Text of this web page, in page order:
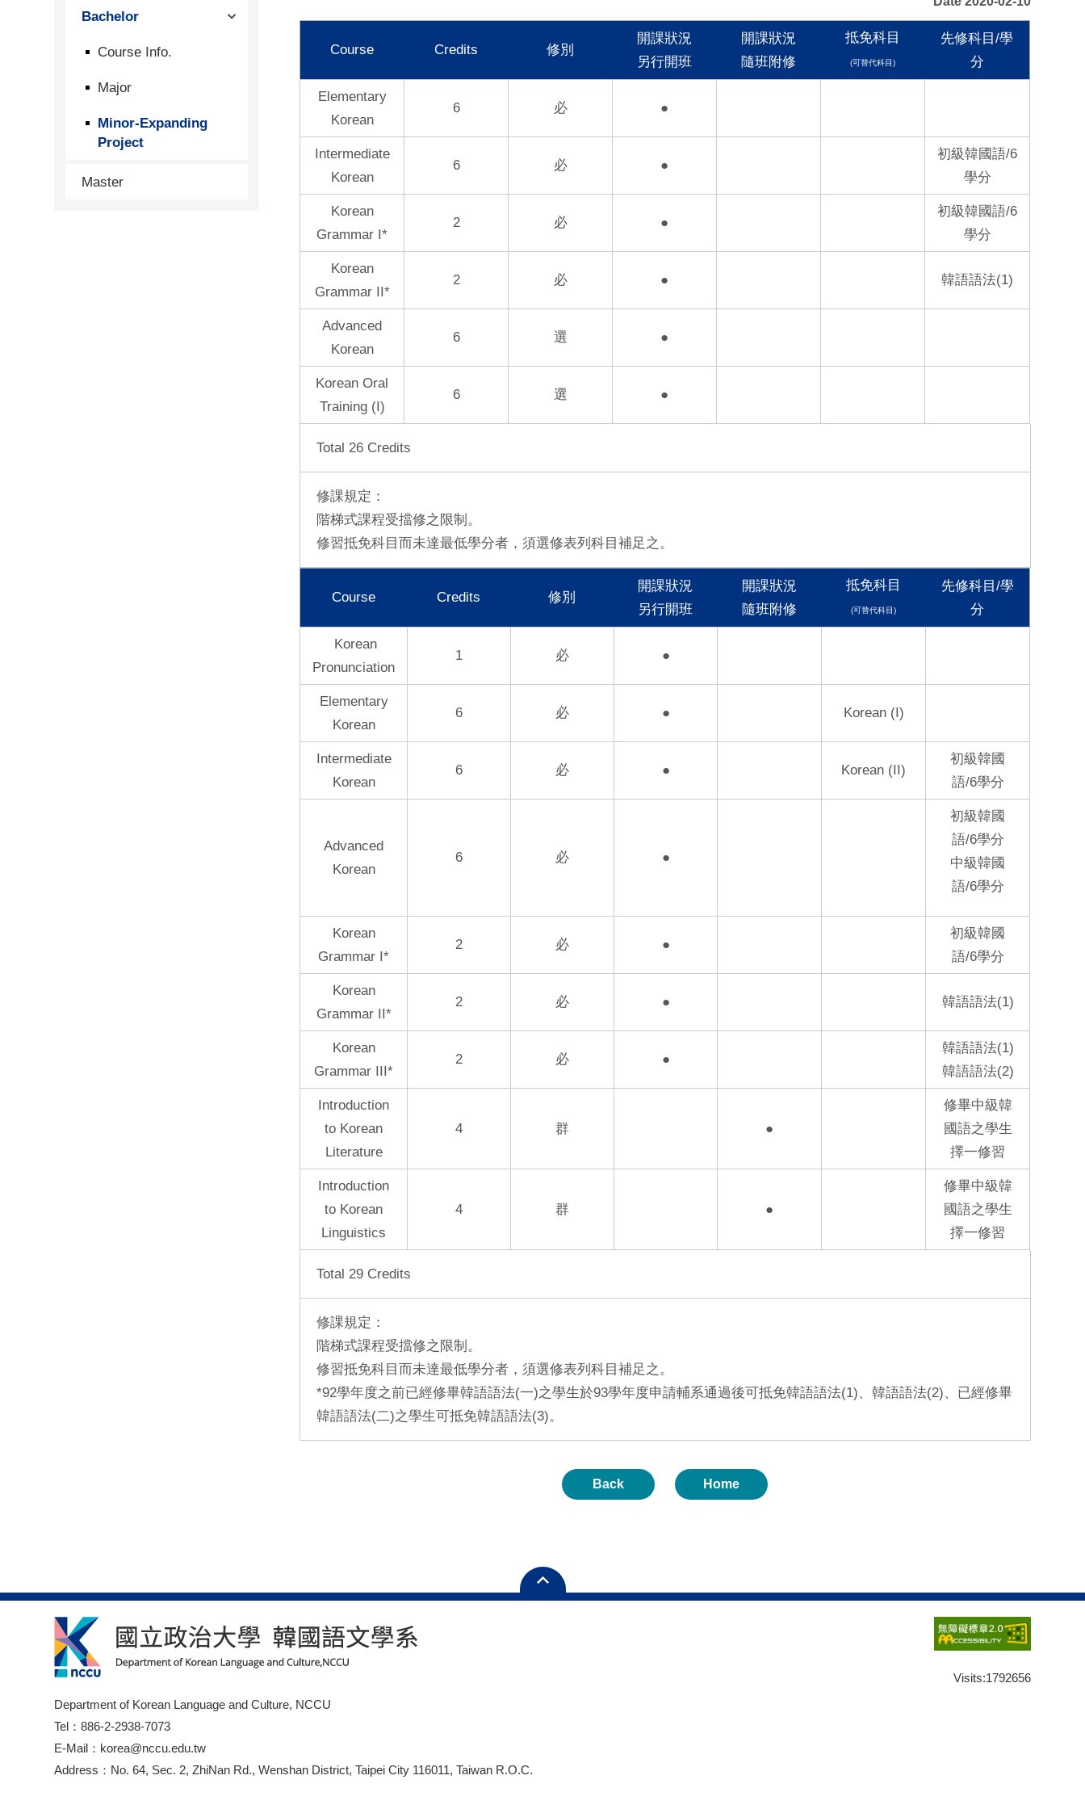
Bachelor
Course Info.
Major
Minor-Expanding
Project
Master
Course Credits 修別
開課狀況
另行開班
開課狀況
隨班附修
抵免科目
(可替代科目)
先修科目/學
分
Elementary
Korean
6 必 ●
Intermediate
Korean
6 必 ●
初級韓國語/6
學分
Korean
Grammar I*
2 必 ●
初級韓國語/6
學分
Korean
Grammar II*
2 必 ● 韓語語法(1)
Advanced
Korean
6 選 ●
Korean Oral
Training (I)
6 選 ●
Total 26 Credits
修課規定：
階梯式課程受擋修之限制。
修習抵免科目而未達最低學分者，須選修表列科目補足之。
Course Credits 修別
開課狀況
另行開班
開課狀況
隨班附修
抵免科目
(可替代科目)
先修科目/學
分
Korean
Pronunciation
1 必 ●
Elementary
Korean
6 必 ● Korean (I)
Intermediate
Korean
6 必 ● Korean (II)
初級韓國
語/6學分
Advanced
Korean
6 必 ●
初級韓國
語/6學分
中級韓國
語/6學分
Korean
Grammar I*
2 必 ●
初級韓國
語/6學分
Korean
Grammar II*
2 必 ● 韓語語法(1)
Korean
Grammar III*
2 必 ●
韓語語法(1)
韓語語法(2)
Introduction
to Korean
Literature
4 群 ●
修畢中級韓
國語之學生
擇一修習
Introduction
to Korean
Linguistics
4 群 ●
修畢中級韓
國語之學生
擇一修習
Total 29 Credits
修課規定：
階梯式課程受擋修之限制。
修習抵免科目而未達最低學分者，須選修表列科目補足之。
*92學年度之前已經修畢韓語語法(一)之學生於93學年度申請輔系通過後可抵免韓語語法(1)、韓語語法(2)、已經修畢
韓語語法(二)之學生可抵免韓語語法(3)。
Back Home
Department of Korean Language and Culture, NCCU
Tel：886-2-2938-7073
E-Mail：korea@nccu.edu.tw
Address：No. 64, Sec. 2, ZhiNan Rd., Wenshan District, Taipei City 116011, Taiwan R.O.C.
Visits:1792656